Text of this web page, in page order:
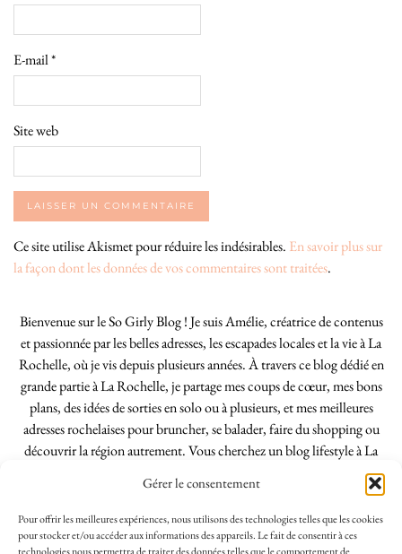
Gérer le consentement
Pour offrir les meilleures expériences, nous utilisons des technologies telles que les cookies
pour stocker et/ou accéder aux informations des appareils. Le fait de consentir à ces
E-mail*
Site web
Ce site utilise Akismet pour réduire les indésirables. En savoir plus sur
la façon dont les données de vos commentaires sont traitées.
Bienvenue sur le So Girly Blog ! Je suis Amélie, créatrice de contenus
et passionnée par les belles adresses, les escapades locales et la vie à La
Rochelle, où je vis depuis plusieurs années. À travers ce blog dédié en
grande partie à La Rochelle, je partage mes coups de cœur, mes bons
plans, des idées de sorties en solo ou à plusieurs, et mes meilleures
adresses rochelaises pour bruncher, se balader, faire du shopping ou
découvrir la région autrement. Vous cherchez un blog lifestyle à La
Rochelle, tenu par une locale ? Vous êtes au bon endroit. Que vous
soyez Rochelais·e ou de passage dans notre belle ville, j’espère que mes
articles vous aideront à profiter de La Rochelle comme un·e vrai·e
initié·e. !